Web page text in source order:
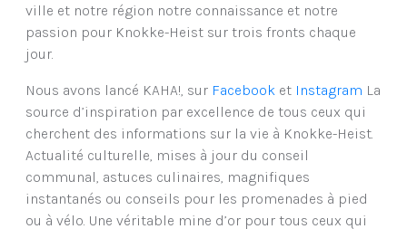
ville et notre région notre connaissance et notre
passion pour Knokke-Heist sur trois fronts chaque
jour.
Nous avons lancé KAHA!, sur Facebook et Instagram La
source d’inspiration par excellence de tous ceux qui
cherchent des informations sur la vie à Knokke-Heist.
Actualité culturelle, mises à jour du conseil
communal, astuces culinaires, magnifiques
instantanés ou conseils pour les promenades à pied
ou à vélo. Une véritable mine d’or pour tous ceux qui